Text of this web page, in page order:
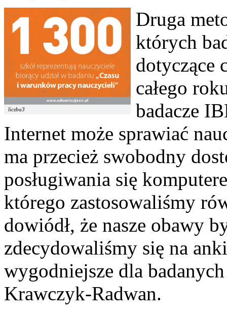
liczba3
Druga
których
dotyczące
całego
badacze
Internet może sprawiać
ma przecież swobodny
posługiwania się
którego zastosowaliśmy
dowiódł, że nasze obawy
zdecydowaliśmy się na
wygodniejsze dla
Krawczyk-Radwan.